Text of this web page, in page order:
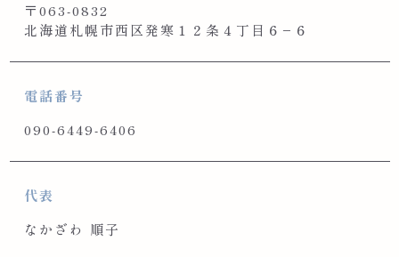
〒063-0832
北海道札幌市西区発寒１２条４丁目６−６
電話番号
090-6449-6406
代表
なかざわ 順子